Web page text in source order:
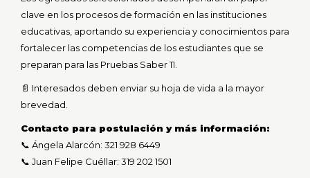
clave en los procesos de formación en las instituciones
educativas, aportando su experiencia y conocimientos para
fortalecer las competencias de los estudiantes que se
preparan para las Pruebas Saber 11.
📄 Interesados deben enviar su hoja de vida a la mayor
brevedad.
Contacto para postulación y más información:
📞 Ángela Alarcón: 321 928 6449
📞 Juan Felipe Cuéllar: 319 202 1501